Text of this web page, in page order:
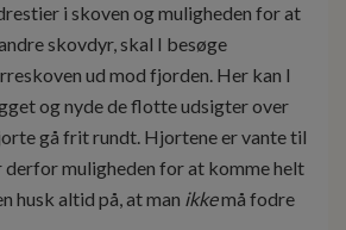
i skoven og muligheden for at
skovdyr, skal I besøge
ud mod fjorden. Her kan I
og nyde de flotte udsigter over
gå frit rundt. Hjortene er vante til
derfor muligheden for at komme helt
husk altid på, at man ikkemå fodre